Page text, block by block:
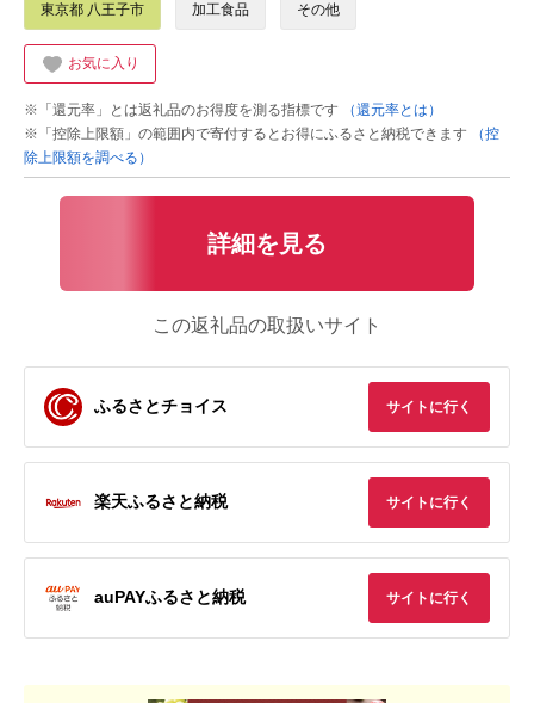
東京都 八王子市 加工食品 その他
お気に入り
※「還元率」とは返礼品のお得度を測る指標です
（還元率とは）
※「控除上限額」の範囲内で寄付するとお得にふるさと納税できます
（控
除上限額を調べる）
詳細を見る
この返礼品の取扱いサイト
ふるさとチョイス サイトに行く
楽天ふるさと納税 サイトに行く
auPAYふるさと納税 サイトに行く